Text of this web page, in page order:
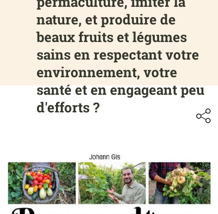
nature, et produire de
beaux fruits et légumes
sains en respectant votre
environnement, votre
santé et en engageant peu
d'efforts ?